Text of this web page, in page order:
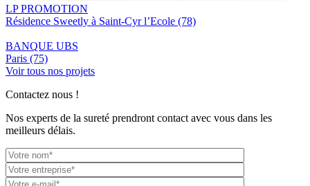
LP PROMOTION
Résidence Sweetly à Saint-Cyr l’Ecole (78)
BANQUE UBS
Paris (75)
Voir tous nos projets
Contactez nous !
Nos experts de la sureté prendront contact avec vous dans les
meilleurs délais.